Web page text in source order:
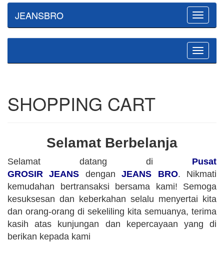
Toggle
JEANSBRO
Toggle
SHOPPING CART
Selamat Berbelanja
Selamat datang di Pusat
GROSIR JEANS denganJEANS BRO. Nikmati
kemudahan bertransaksi bersama kami! Semoga
kesuksesan dan keberkahan selalu menyertai kita
dan orang-orang di sekeliling kita semuanya, terima
kasih atas kunjungan dan kepercayaan yang di
berikan kepada kami